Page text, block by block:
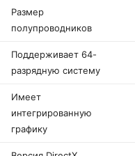
Размер
полупроводников
Поддерживает 64-
разрядную систему
Имеет
интегрированную
графику